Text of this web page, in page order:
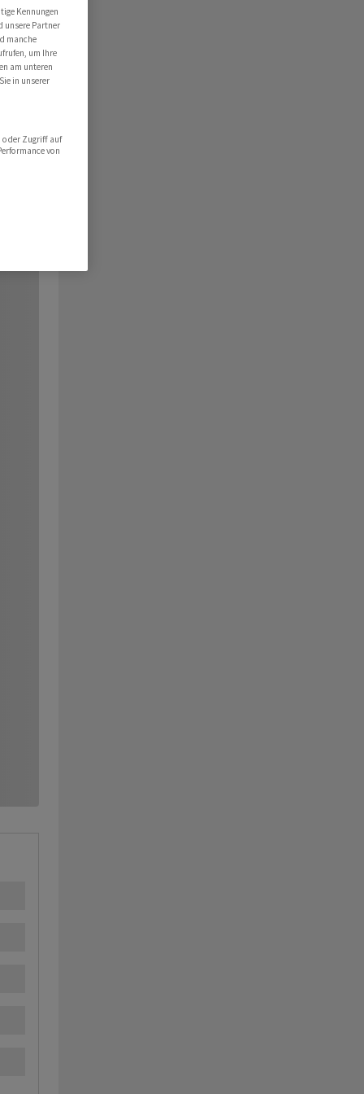
Kennungen
unsere Partner
manche
um Ihre
am unteren
in unserer
oder Zugriff auf
von